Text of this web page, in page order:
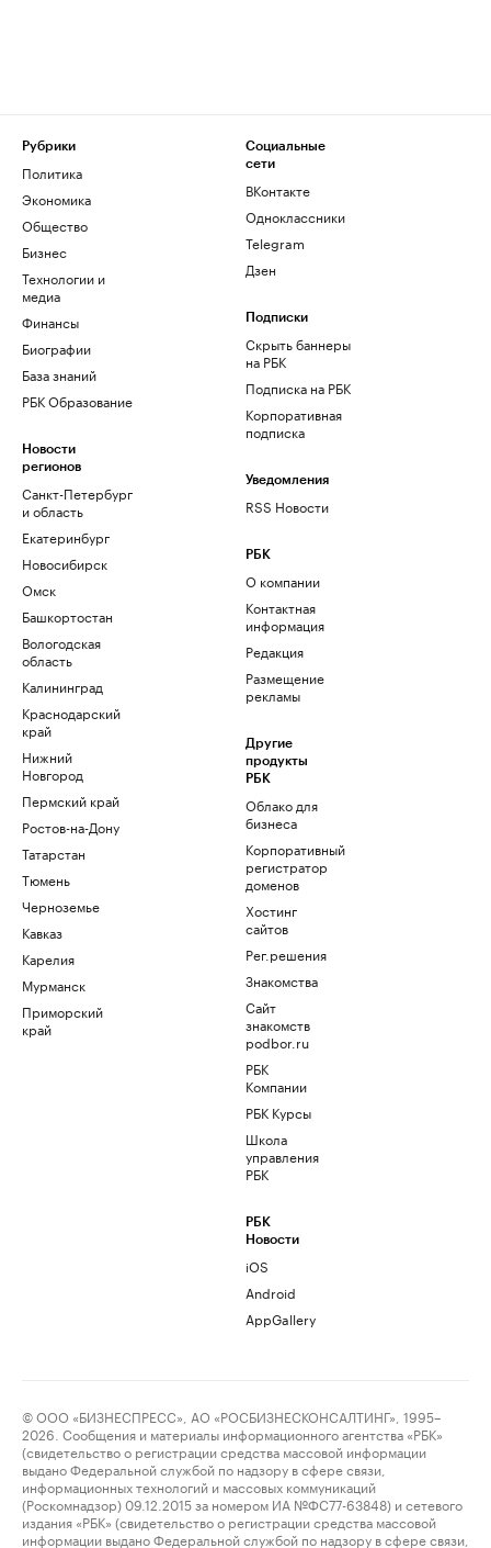
Рубрики
Политика
Экономика
Общество
Бизнес
Технологии и
медиа
Финансы
Биографии
База знаний
РБК Образование
Новости
регионов
Санкт-Петербург
и область
Екатеринбург
Новосибирск
Омск
Башкортостан
Вологодская
область
Калининград
Краснодарский
край
Нижний
Новгород
Пермский край
Ростов-на-Дону
Татарстан
Тюмень
Черноземье
Кавказ
Карелия
Мурманск
Приморский
край
Социальные
сети
ВКонтакте
Одноклассники
Telegram
Дзен
Подписки
Скрыть баннеры
на РБК
Подписка на РБК
Корпоративная
подписка
Уведомления
RSS Новости
РБК
О компании
Контактная
информация
Редакция
Размещение
рекламы
Другие
продукты
РБК
Облако для
бизнеса
Корпоративный
регистратор
доменов
Хостинг
сайтов
Рег.решения
Знакомства
Сайт
знакомств
podbor.ru
РБК
Компании
РБК Курсы
Школа
управления
РБК
РБК
Новости
iOS
Android
AppGallery
© ООО «БИЗНЕСПРЕСС», АО «РОСБИЗНЕСКОНСАЛТИНГ», 1995–
2026. Сообщения и материалы информационного агентства «РБК»
(свидетельство о регистрации средства массовой информации
выдано Федеральной службой по надзору в сфере связи,
информационных технологий и массовых коммуникаций
(Роскомнадзор) 09.12.2015 за номером ИА №ФС77-63848) и сетевого
издания «РБК» (свидетельство о регистрации средства массовой
информации выдано Федеральной службой по надзору в сфере связи,